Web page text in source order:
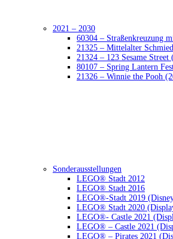
2021 – 2030
60304 – Straßenkreuzung
21325 – Mittelalter
21324 – 123 Sesame
80107 – Spring Lantern
21326 – Winnie the Pooh
Sonderausstellungen
LEGO® Stadt 2012
LEGO® Stadt 2016
LEGO®-Stadt 2019
LEGO® Stadt 2020
LEGO®- Castle 2021
LEGO® – Castle 2021
LEGO® – Pirates 2021